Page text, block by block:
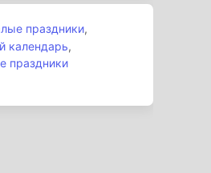
праздники,
календарь,
праздники